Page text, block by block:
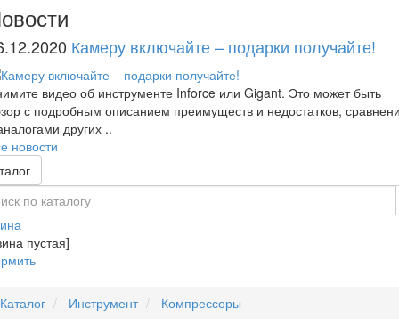
Камеру включайте – подарки получайте!
видео об инструменте Inforce или Gigant. Это может быть
с подробным описанием преимуществ и недостатков,
других ..
новости
пустая]
Каталог Инструмент Компрессоры